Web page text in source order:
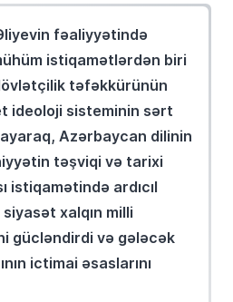
fəaliyyətində
istiqamətlərdən biri
təfəkkürünün
ideoloji sisteminin sərt
Azərbaycan dilinin
təşviqi və tarixi
istiqamətində ardıcıl
siyasət xalqın milli
gücləndirdi və gələcək
ictimai əsaslarını